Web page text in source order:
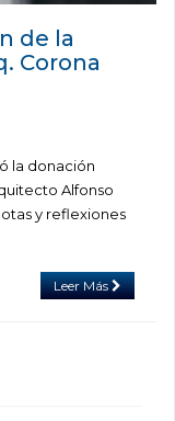
de la
Corona
la donación
Alfonso
y reflexiones
Leer Más